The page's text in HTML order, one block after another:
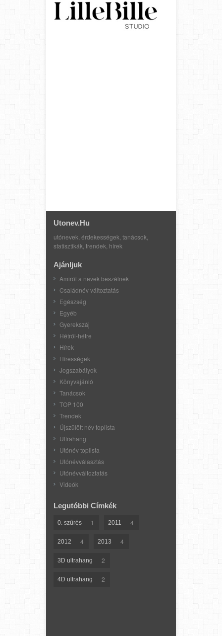
Utonev.hu
utónevek, érdekességek, tanácsok,
statisztikák, trendek, hírek
Ajánljuk
Amiről a nevek beszélnek
Családnév változtatás
Egészség
Egyéb
Gyerekszáj
Hétről-hétre
Hírek
Hírességek
Jogszabályok
Könyvajánló
Tanácsok
TOP 100
Trendek
Újszülött név toplista
Ultrahang
Utónév toplista
Utónévválasztás
Utónévváltoztatás
Videók
Legutóbbi Címkék
0. szűrés 1 2011 4
2012 4 2013 4
3D ultrahang 2
4D ultrahang 2